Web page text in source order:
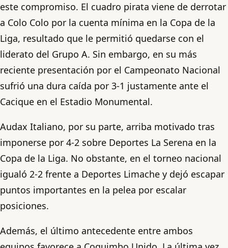
este compromiso. El cuadro pirata viene de derrotar
a Colo Colo por la cuenta mínima en la Copa de la
Liga, resultado que le permitió quedarse con el
liderato del Grupo A. Sin embargo, en su más
reciente presentación por el Campeonato Nacional
sufrió una dura caída por 3-1 justamente ante el
Cacique en el Estadio Monumental.
Audax Italiano, por su parte, arriba motivado tras
imponerse por 4-2 sobre Deportes La Serena en la
Copa de la Liga. No obstante, en el torneo nacional
igualó 2-2 frente a Deportes Limache y dejó escapar
puntos importantes en la pelea por escalar
posiciones.
Además, el último antecedente entre ambos